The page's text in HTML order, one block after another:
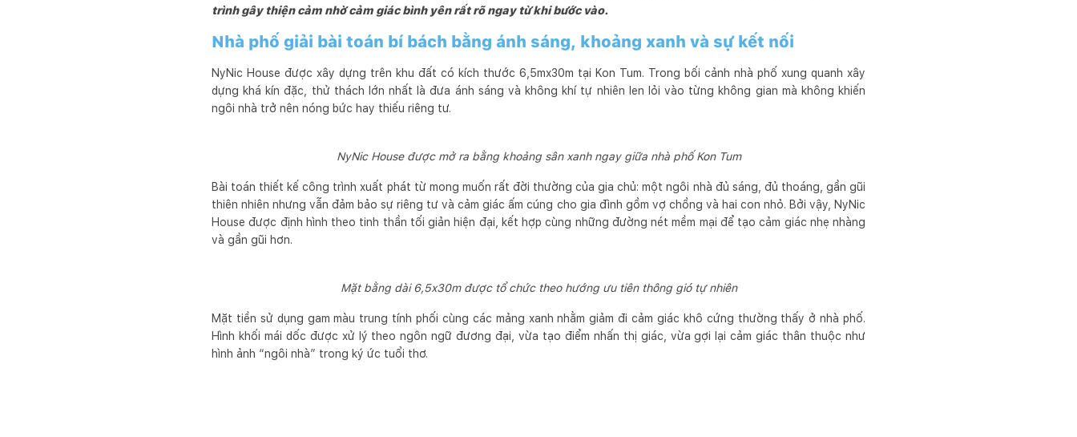
trình gây thiện cảm nhờ cảm giác bình yên rất rõ ngay từ khi bước vào.
Nhà phố giải bài toán bí bách bằng ánh sáng, khoảng xanh và sự kết nối
NyNic House được xây dựng trên khu đất có kích thước 6,5mx30m tại Kon Tum. Trong bối cảnh nhà phố xung quanh xây
dựng khá kín đặc, thử thách lớn nhất là đưa ánh sáng và không khí tự nhiên len lỏi vào từng không gian mà không khiến
ngôi nhà trở nên nóng bức hay thiếu riêng tư.
NyNic House được mở ra bằng khoảng sân xanh ngay giữa nhà phố Kon Tum
Bài toán thiết kế công trình xuất phát từ mong muốn rất đời thường của gia chủ: một ngôi nhà đủ sáng, đủ thoáng, gần gũi
thiên nhiên nhưng vẫn đảm bảo sự riêng tư và cảm giác ấm cúng cho gia đình gồm vợ chồng và hai con nhỏ. Bởi vậy, NyNic
House được định hình theo tinh thần tối giản hiện đại, kết hợp cùng những đường nét mềm mại để tạo cảm giác nhẹ nhàng
và gần gũi hơn.
Mặt bằng dài 6,5x30m được tổ chức theo hướng ưu tiên thông gió tự nhiên
Mặt tiền sử dụng gam màu trung tính phối cùng các mảng xanh nhằm giảm đi cảm giác khô cứng thường thấy ở nhà phố.
Hình khối mái dốc được xử lý theo ngôn ngữ đương đại, vừa tạo điểm nhấn thị giác, vừa gợi lại cảm giác thân thuộc như
hình ảnh “ngôi nhà” trong ký ức tuổi thơ.